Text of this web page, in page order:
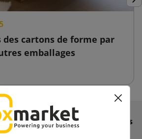
des cartons de forme par
emballages
sur les nouveautés et les
promotions.